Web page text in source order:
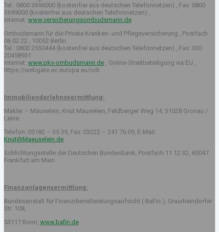
Tel.: 0800 3696000 (kostenfrei aus deutschen Telefonnetzen) , Fax: 0800
3699000 (kostenfrei aus deutschen Telefonnetzen) ,
Internet: www.versicherungsombudsmann.de
Ombudsmann für die Private Kranken- und Pflegeversicherung , Postfach
06 02 22 , 10052 Berlin
Tel.: 0800 2550444 (kostenfrei aus deutschen Telefonnetzen) , Fax: 030
20458931
Internet: www.pkv-ombudsmann.de , Online-Streitbeteiligung via EU ,
https://webgate.ec.europa.eu/odr
Immobiliendarlehnsvermittlung:
Makler – Mäuselein, Knut Mäuselein, Feldberger Weg 14, 31028 Gronau /
Leine
Telefon: 05182 – 35 39, Fax: 03222 – 241 76 09, E-Mail:
Knut@Maeuselein.de
Schlichtungsstelle der Deutschen Bundesbank, Postfach 11 12 32, 60047
Frankfurt am Main
Finanzanlagenvermittlung:
Bundesanstalt für Finanzdienstleistungsaufsicht ( BaFin ), Graurheindorfer
Str. 108,
53117 Bonn, www.bafin.de